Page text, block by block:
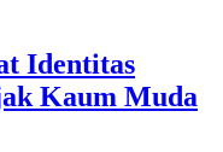
Identitas
Kaum Muda